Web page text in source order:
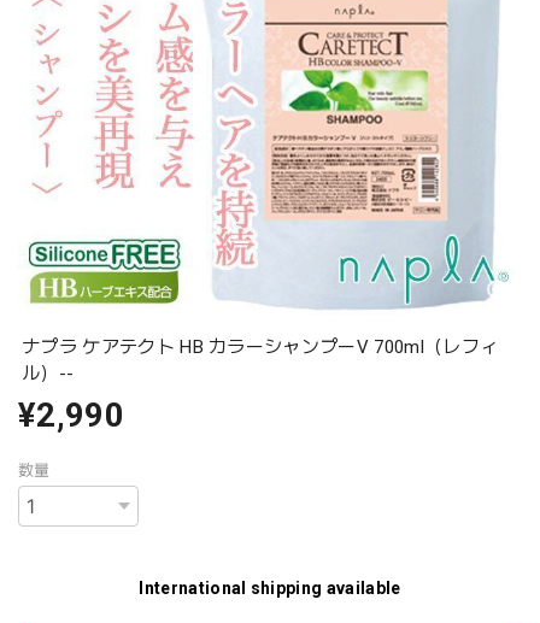
ナプラ ケアテクト HB カラーシャンプーV 700ml（レフィ
ル）--
¥2,990
数量
International shipping available